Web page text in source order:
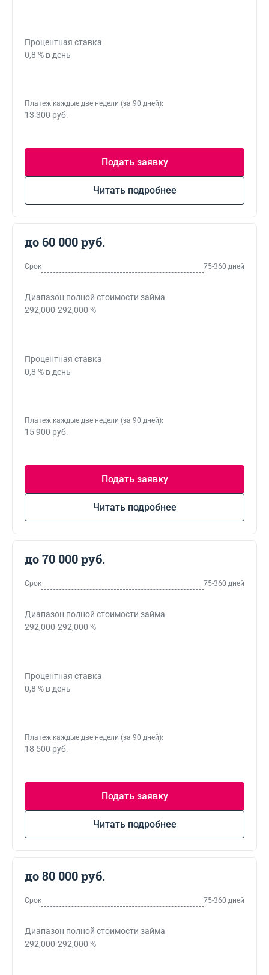
Процентная ставка
0,8 % в день
Платеж каждые две недели (за 90 дней):
13 300 руб.
Подать заявку
Читать подробнее
до 60 000 руб.
Срок 75-360 дней
Диапазон полной стоимости займа
292,000-292,000 %
Процентная ставка
0,8 % в день
Платеж каждые две недели (за 90 дней):
15 900 руб.
Подать заявку
Читать подробнее
до 70 000 руб.
Срок 75-360 дней
Диапазон полной стоимости займа
292,000-292,000 %
Процентная ставка
0,8 % в день
Платеж каждые две недели (за 90 дней):
18 500 руб.
Подать заявку
Читать подробнее
до 80 000 руб.
Срок 75-360 дней
Диапазон полной стоимости займа
292,000-292,000 %